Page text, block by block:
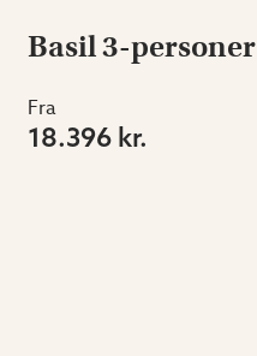
Basil 3-
Fra
18.396 kr.